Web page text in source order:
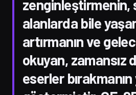
zenginleştirmenin,
alanlarda bile
artırmanın ve
okuyan, zamansız
eserler bırakmanın